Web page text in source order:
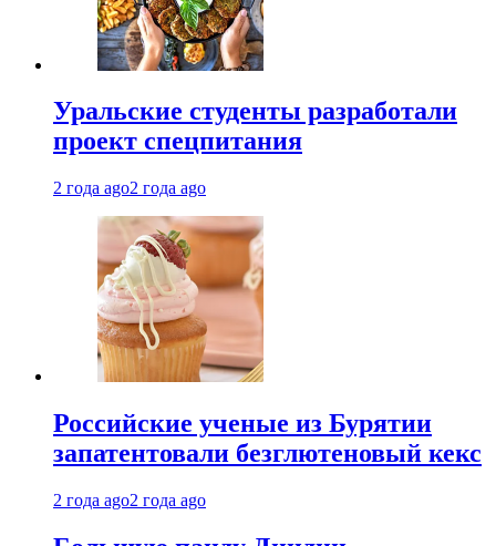
Уральские студенты разработали
проект спецпитания
2 года ago2 года ago
Российские ученые из Бурятии
запатентовали безглютеновый кекс
2 года ago2 года ago